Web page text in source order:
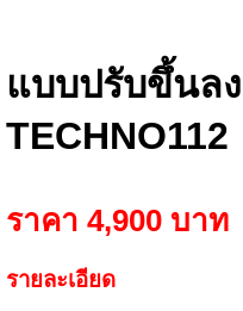
แบบปรับขึ้นล
TECHNO112
ราคา 4,900 บาท
รายละเอียด